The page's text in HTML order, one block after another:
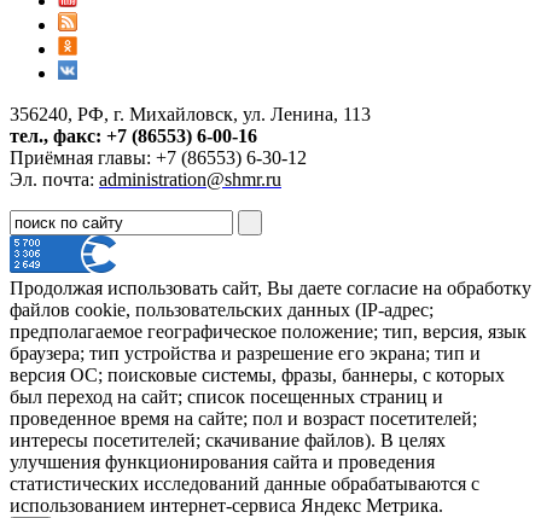
356240, РФ, г. Михайловск, ул. Ленина, 113
тел., факс: +7 (86553) 6-00-16
Приёмная главы: +7 (86553) 6-30-12
Эл. почта: administration@shmr.ru
Продолжая использовать сайт, Вы даете согласие на обработку
файлов cookie, пользовательских данных (IP-адрес;
предполагаемое географическое положение; тип, версия, язык
браузера; тип устройства и разрешение его экрана; тип и
версия ОС; поисковые системы, фразы, баннеры, с которых
был переход на сайт; список посещенных страниц и
проведенное время на сайте; пол и возраст посетителей;
интересы посетителей; скачивание файлов). В целях
улучшения функционирования сайта и проведения
статистических исследований данные обрабатываются с
использованием интернет-сервиса Яндекс Метрика.